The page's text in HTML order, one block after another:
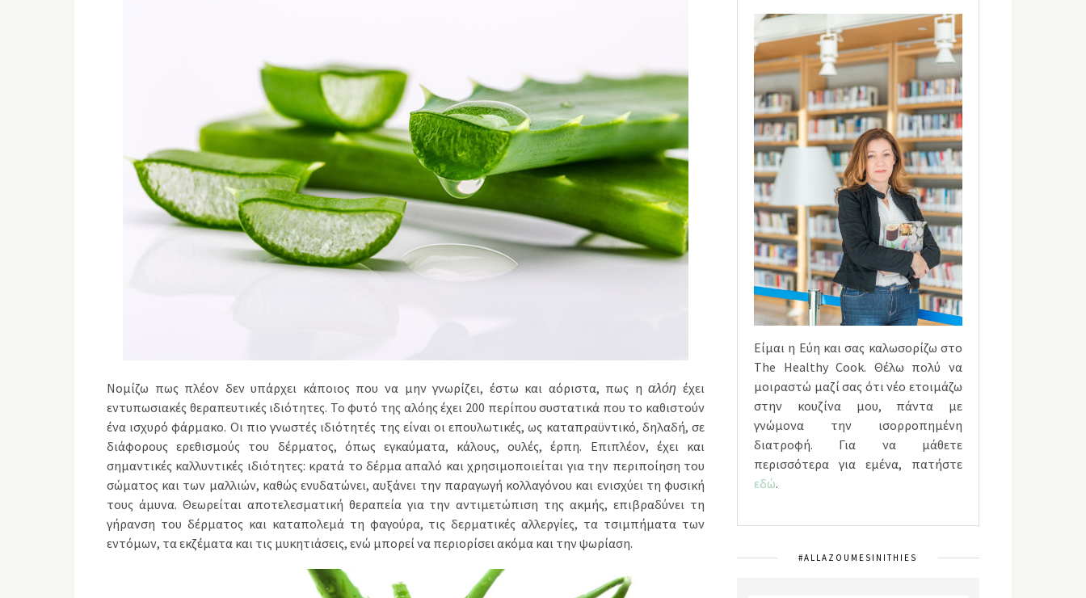
Νομίζω πως πλέον δεν υπάρχει κάποιος που να μην γνωρίζει, έστω και αόριστα, πως ηαλόη έχει
εντυπωσιακές θεραπευτικές ιδιότητες. Το φυτό της αλόης έχει 200 περίπου συστατικά που το καθιστούν
ένα ισχυρό φάρμακο. Οι πιο γνωστές ιδιότητές της είναι οι επουλωτικές, ως καταπραϋντικό, δηλαδή, σε
διάφορους ερεθισμούς του δέρματος, όπως εγκαύματα, κάλους, ουλές, έρπη. Επιπλέον, έχει και
σημαντικές καλλυντικές ιδιότητες: κρατά το δέρμα απαλό και χρησιμοποιείται για την περιποίηση του
σώματος και των μαλλιών, καθώς ενυδατώνει, αυξάνει την παραγωγή κολλαγόνου και ενισχύει τη φυσική
τους άμυνα. Θεωρείται αποτελεσματική θεραπεία για την αντιμετώπιση της ακμής, επιβραδύνει τη
γήρανση του δέρματος και καταπολεμά τη φαγούρα, τις δερματικές αλλεργίες, τα τσιμπήματα των
εντόμων, τα εκζέματα και τις μυκητιάσεις, ενώ μπορεί να περιορίσει ακόμα και την ψωρίαση.
Είμαι η Εύη και σας καλωσορίζω στο
The Healthy Cook. Θέλω πολύ να
μοιραστώ μαζί σας ότι νέο ετοιμάζω
στην κουζίνα μου, πάντα με
γνώμονα την ισορροπημένη
διατροφή. Για να μάθετε
περισσότερα για εμένα, πατήστε
εδώ.
#ALLAZOUMESINITHIES